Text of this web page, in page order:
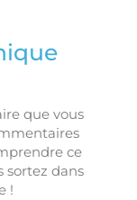
que vous
ce
sortez dans
!